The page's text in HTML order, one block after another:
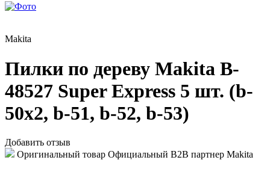
Makita
Пилки по дереву Makita B-
48527 Super Express 5 шт. (b-
50x2, b-51, b-52, b-53)
Добавить отзыв
Оригинальный товар Официальный B2B партнер Makita